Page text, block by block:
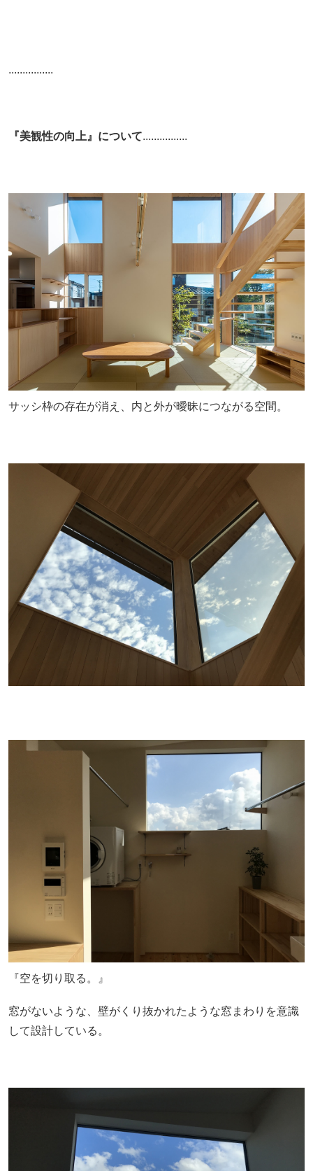
................
『美観性の向上』について................
サッシ枠の存在が消え、内と外が曖昧につながる空間。
『空を切り取る。』
窓がないような、壁がくり抜かれたような窓まわりを意識
して設計している。